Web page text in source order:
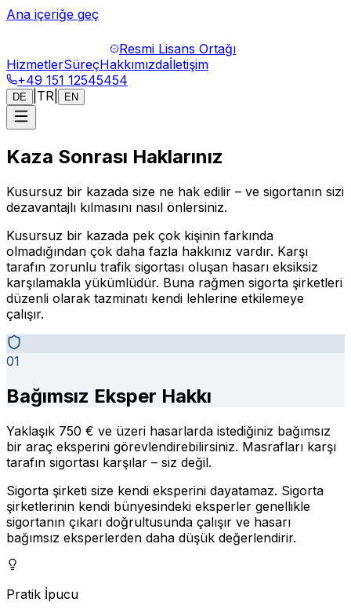
Ana içeriğe geç
Resmi Lisans Ortağı
HizmetlerSüreçHakkımızdaİletişim
+49 151 12545454
DE TR EN
Kaza Sonrası Haklarınız
Kusursuz bir kazada size ne hak edilir – ve sigortanın sizi
dezavantajlı kılmasını nasıl önlersiniz.
Kusursuz bir kazada pek çok kişinin farkında
olmadığından çok daha fazla hakkınız vardır. Karşı
tarafın zorunlu trafik sigortası oluşan hasarı eksiksiz
karşılamakla yükümlüdür. Buna rağmen sigorta şirketleri
düzenli olarak tazminatı kendi lehlerine etkilemeye
çalışır.
01
Bağımsız Eksper Hakkı
Yaklaşık 750 € ve üzeri hasarlarda istediğiniz bağımsız
bir araç eksperini görevlendirebilirsiniz. Masrafları karşı
tarafın sigortası karşılar – siz değil.
Sigorta şirketi size kendi eksperini dayatamaz. Sigorta
şirketlerinin kendi bünyesindeki eksperler genellikle
sigortanın çıkarı doğrultusunda çalışır ve hasarı
bağımsız eksperlerden daha düşük değerlendirir.
Pratik İpucu